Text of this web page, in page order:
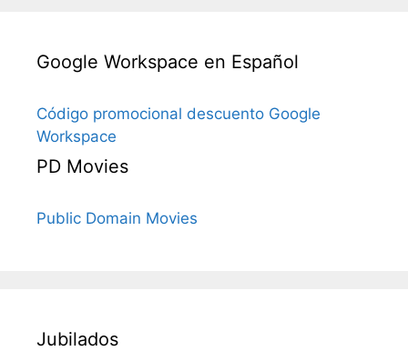
Google Workspace en Español
Código promocional descuento Google
Workspace
PD Movies
Public Domain Movies
Jubilados